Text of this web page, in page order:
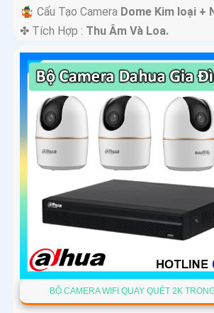
🤹 Cấu Tạo Camera Dome Kim loại +
️✤ Tích Hợp : Thu Âm Và Loa.
BỘ CAMERA WIFI QUAY QUÉT 2K